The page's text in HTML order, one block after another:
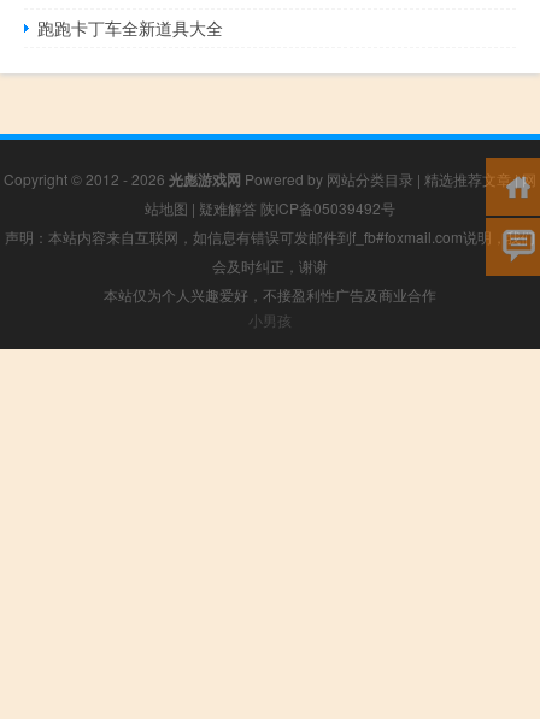
跑跑卡丁车全新道具大全
Copyright © 2012 - 2026 光彪游戏网 Powered by 网站分类目录 | 精选推荐文章|网
站地图 | 疑难解答 陕ICP备05039492号
声明：本站内容来自互联网，如信息有错误可发邮件到f_fb#foxmail.com说明，我们
会及时纠正，谢谢
本站仅为个人兴趣爱好，不接盈利性广告及商业合作
小男孩